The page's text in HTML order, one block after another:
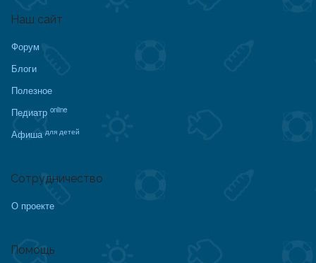
Наш сайт
Форум
Блоги
Полезное
Педиатр online
Афиша для детей
Сотрудничество
О проекте
Помощь